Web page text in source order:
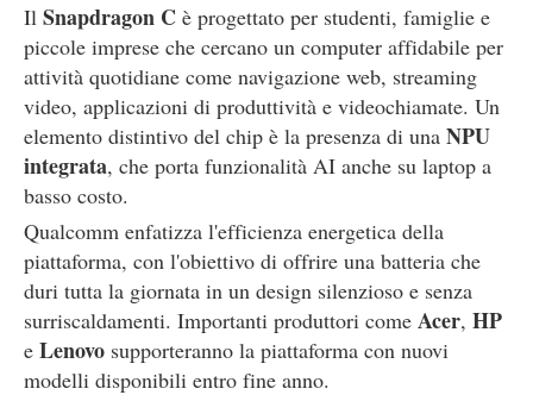
Il Snapdragon C è progettato per studenti, famiglie e
piccole imprese che cercano un computer affidabile per
attività quotidiane come navigazione web, streaming
video, applicazioni di produttività e videochiamate. Un
elemento distintivo del chip è la presenza di una NPU
integrata, che porta funzionalità AI anche su laptop a
basso costo.
Qualcomm enfatizza l'efficienza energetica della
piattaforma, con l'obiettivo di offrire una batteria che
duri tutta la giornata in un design silenzioso e senza
surriscaldamenti. Importanti produttori come Acer, HP
e Lenovo supporteranno la piattaforma con nuovi
modelli disponibili entro fine anno.